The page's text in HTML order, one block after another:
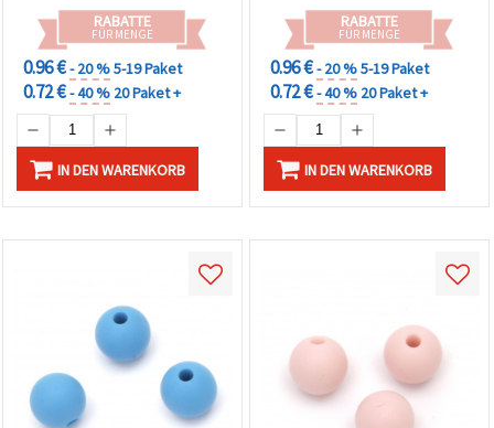
RABATTE
FÜR MENGE
0.96 €- 20 %5-19 Paket
0.72 €- 40 % 20 Paket +
IN DEN WARENKORB
RABATTE
FÜR MENGE
0.96 €- 20 %5-19 Paket
0.72 €- 40 % 20 Paket +
IN DEN WARENKORB